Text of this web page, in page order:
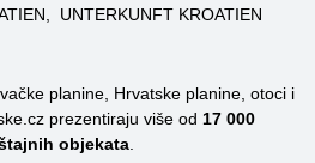
UNTERKUNFT KROATIEN
planine, Hrvatske planine, otoci i
prezentiraju više od 17 000
objekata